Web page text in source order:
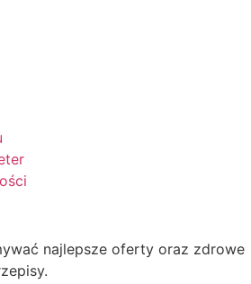
najlepsze oferty oraz zdrowe